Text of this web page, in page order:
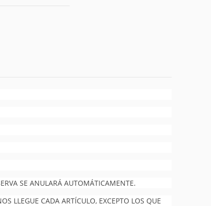
SE ANULARÁ AUTOMÁTICAMENTE.
LLEGUE CADA ARTÍCULO, EXCEPTO LOS QUE